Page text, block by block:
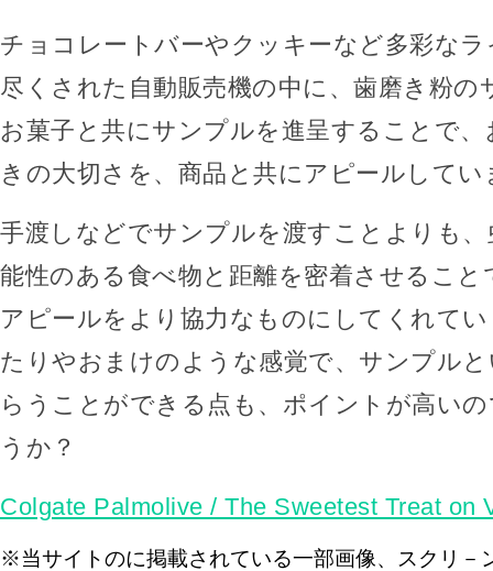
チョコレートバーやクッキーなど多彩な
尽くされた自動販売機の中に、歯磨き粉の
お菓子と共にサンプルを進呈することで、
きの大切さを、商品と共にアピールしてい
手渡しなどでサンプルを渡すことよりも
能性のある食べ物と距離を密着させること
アピールをより協力なものにしてくれて
たりやおまけのような感覚で、サンプル
らうことができる点も、ポイントが高い
うか？
Colgate Palmolive / The Sweetest Treat on
※当サイトのに掲載されている一部画像、スクリ－